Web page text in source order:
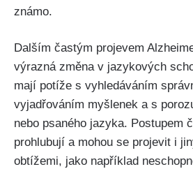
známo.
Dalším častým projevem
výrazná změna v jazykových
mají potíže s vyhledáváním
vyjadřováním myšlenek a s
nebo psaného jazyka. Postupem
prohlubují a mohou se projevit i
obtížemi, jako například